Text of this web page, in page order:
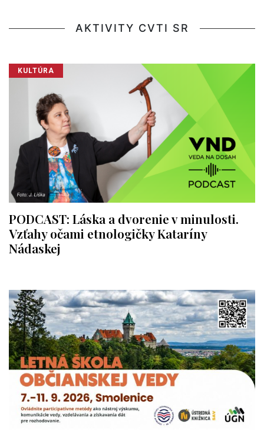
AKTIVITY CVTI SR
KULTÚRA
PODCAST: Láska a dvorenie v minulosti.
Vzťahy očami etnologičky Kataríny
Nádaskej